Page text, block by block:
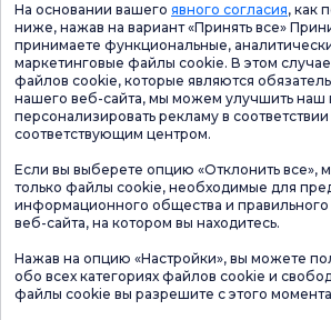
На основании вашего явного согласия, как
ниже, нажав на вариант «Принять все»
принимаете функциональные,
маркетинговые файлы cookie. В этом
файлов cookie, которые являются
нашего веб-сайта, мы можем улучшить наш
персонализировать рекламу в
соответствующим центром.
Если вы выберете опцию «Отклонить все»,
только файлы cookie, необходимые для
информационного общества и
веб-сайта, на котором вы находитесь.
Нажав на опцию «Настройки», вы можете
обо всех категориях файлов cookie и
файлы cookie вы разрешите с этого